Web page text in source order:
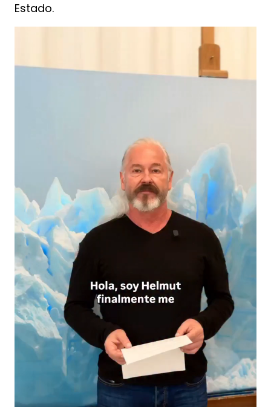
Estado.